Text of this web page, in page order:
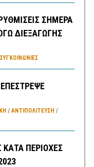
ΣΗΜΕΡΑ
ΔΙΕΞΑΓΩΓΗΣ
ΣΥΓΚΟΙΝΩΝΊΕΣ
/ΑΝΤΙΠΟΛΊΤΕΥΣΗ /
ΠΕΡΙΟΧΕΣ